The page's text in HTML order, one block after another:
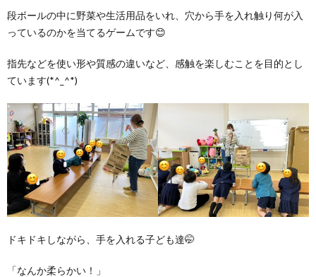
段ボールの中に野菜や生活用品をいれ、穴から手を入れ触り何が入
っているのかを当てるゲームです😊
指先などを使い形や質感の違いなど、感触を楽しむことを目的とし
ています(*^_^*)
ドキドキしながら、手を入れる子ども達🤭
「なんか柔らかい！」